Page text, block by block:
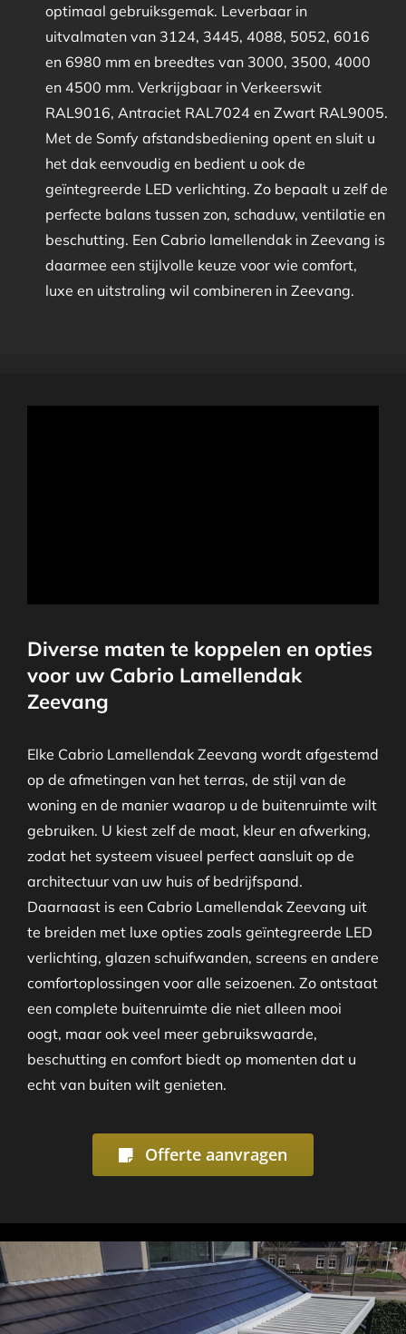
optimaal gebruiksgemak. Leverbaar in
uitvalmaten van 3124, 3445, 4088, 5052, 6016
en 6980 mm en breedtes van 3000, 3500, 4000
en 4500 mm. Verkrijgbaar in Verkeerswit
RAL9016, Antraciet RAL7024 en Zwart RAL9005.
Met de Somfy afstandsbediening opent en sluit u
het dak eenvoudig en bedient u ook de
geïntegreerde LED verlichting. Zo bepaalt u zelf de
perfecte balans tussen zon, schaduw, ventilatie en
beschutting. Een Cabrio lamellendak in Zeevang is
daarmee een stijlvolle keuze voor wie comfort,
luxe en uitstraling wil combineren in Zeevang.
Diverse maten te koppelen en opties
voor uw Cabrio Lamellendak
Zeevang
Elke Cabrio Lamellendak Zeevang wordt afgestemd
op de afmetingen van het terras, de stijl van de
woning en de manier waarop u de buitenruimte wilt
gebruiken. U kiest zelf de maat, kleur en afwerking,
zodat het systeem visueel perfect aansluit op de
architectuur van uw huis of bedrijfspand.
Daarnaast is een Cabrio Lamellendak Zeevang uit
te breiden met luxe opties zoals geïntegreerde LED
verlichting, glazen schuifwanden, screens en andere
comfortoplossingen voor alle seizoenen. Zo ontstaat
een complete buitenruimte die niet alleen mooi
oogt, maar ook veel meer gebruikswaarde,
beschutting en comfort biedt op momenten dat u
echt van buiten wilt genieten.
Offerte aanvragen